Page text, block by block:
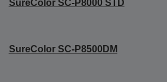
SureColor SC-P8000 STD
SureColor SC-P8500DM